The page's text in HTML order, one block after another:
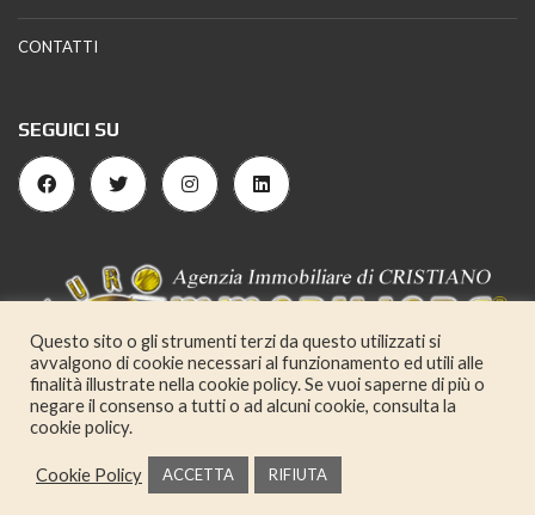
CONTATTI
SEGUICI SU
© Giovanni Cristiano - P.IVA 07752050729 | Powered by
Questo sito o gli strumenti terzi da questo utilizzati si
avvalgono di cookie necessari al funzionamento ed utili alle
finalità illustrate nella cookie policy. Se vuoi saperne di più o
negare il consenso a tutti o ad alcuni cookie, consulta la
cookie policy.
Cookie Policy ACCETTA RIFIUTA